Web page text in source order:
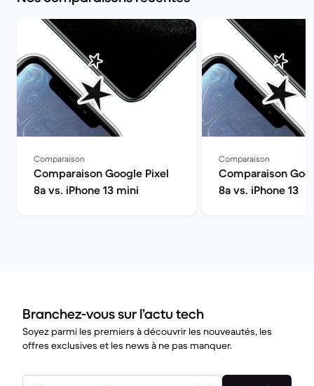
Comparaison
Comparaison Google Pixel
8a vs. iPhone 13 mini
Comparaison
Comparaison
8a vs. iPhone 13
Branchez-vous sur l’actu tech
Soyez parmi les premiers à découvrir les nouveautés, les
offres exclusives et les news à ne pas manquer.